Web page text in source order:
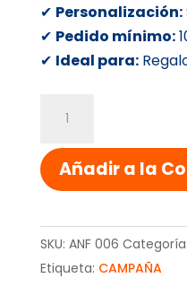
✔ Personalización:
✔ Pedido mínimo:
✔ Ideal para:
PARA
CAMPAÑA
cantidad
Añadir a la
SKU: ANF 006 Categoría:
Etiqueta: CAMPAÑA